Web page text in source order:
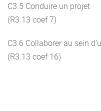
C3.5 Conduire un projet
(R3.13 coef 7)
C3.6 Collaborer au sein
(R3.13 coef 16)